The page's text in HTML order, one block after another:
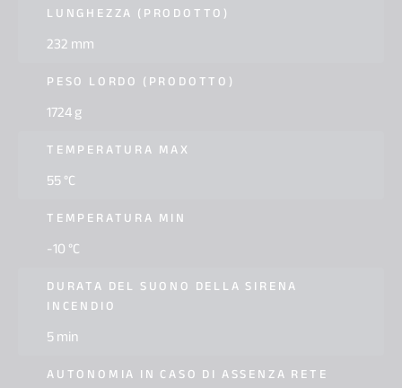
LUNGHEZZA (PRODOTTO)
232 mm
PESO LORDO (PRODOTTO)
1724 g
TEMPERATURA MAX
55 °C
TEMPERATURA MIN
-10 °C
DURATA DEL SUONO DELLA SIRENA
INCENDIO
5 min
AUTONOMIA IN CASO DI ASSENZA RETE